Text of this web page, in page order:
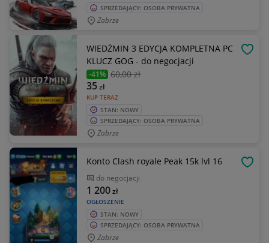
SPRZEDAJĄCY: OSOBA PRYWATNA
Zabrze
WIEDŹMIN 3 EDYCJA KOMPLETNA PC
KLUCZ GOG - do negocjacji
-41% 60,00 zł
KUP TERAZ
35zł
STAN: NOWY
SPRZEDAJĄCY: OSOBA PRYWATNA
Zabrze
Konto Clash royale Peak 15k lvl 16
do negocjacji
OGŁOSZENIE
1 200zł
STAN: NOWY
SPRZEDAJĄCY: OSOBA PRYWATNA
Zabrze